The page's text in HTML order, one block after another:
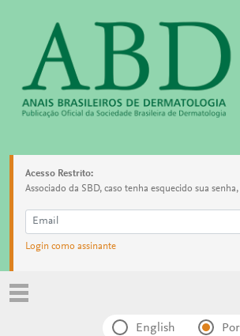
Acesso Restrito:
Associado da SBD, caso tenha esquecido sua senha,
Login como assinante
English